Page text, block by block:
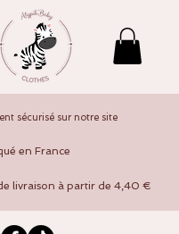
sécurisé sur notre site
en France
livraison à partir de 4,40 €